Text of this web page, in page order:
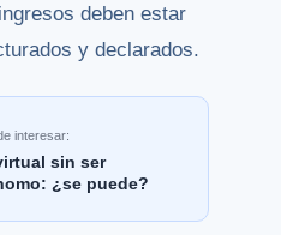
deben estar
y declarados.
interesar:
sin ser
¿se puede?